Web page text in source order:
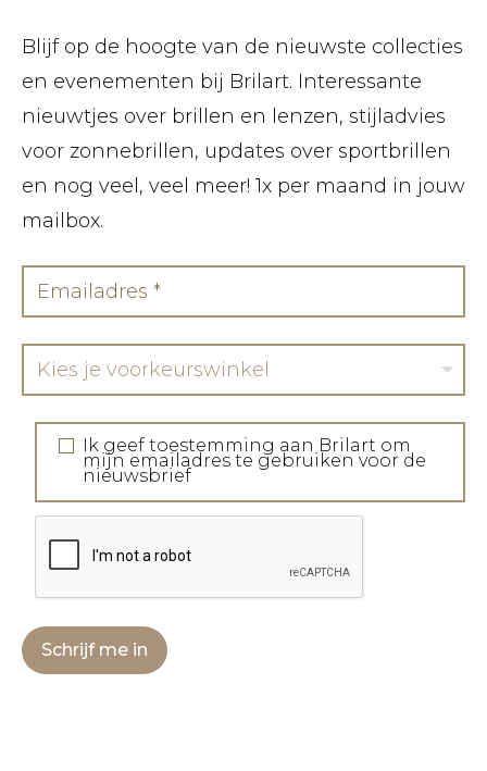
Blijf op de hoogte van de nieuwste collecties
en evenementen bij Brilart. Interessante
nieuwtjes over brillen en lenzen, stijladvies
voor zonnebrillen, updates over sportbrillen
en nog veel, veel meer! 1x per maand in jouw
mailbox.
Kies je voorkeurswinkel
Ik geef toestemming aan Brilart om
mijn emailadres te gebruiken voor de
nieuwsbrief
Schrijf me in